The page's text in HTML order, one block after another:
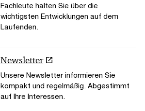
Fachleute halten Sie über die
wichtigsten Entwicklungen auf dem
Laufenden.
Newsletter
Unsere Newsletter informieren Sie
kompakt und regelmäßig. Abgestimmt
auf Ihre Interessen.